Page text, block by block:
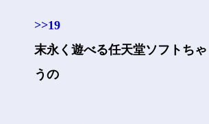
>>19
末永く遊べる任天堂ソフトちゃ
うの